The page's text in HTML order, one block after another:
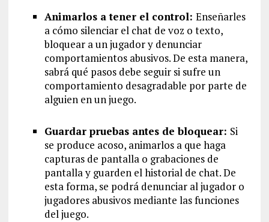
Animarlos a tener el control: Enseñarles
a cómo silenciar el chat de voz o texto,
bloquear a un jugador y denunciar
comportamientos abusivos. De esta manera,
sabrá qué pasos debe seguir si sufre un
comportamiento desagradable por parte de
alguien en un juego.
Guardar pruebas antes de bloquear: Si
se produce acoso, animarlos a que haga
capturas de pantalla o grabaciones de
pantalla y guarden el historial de chat. De
esta forma, se podrá denunciar al jugador o
jugadores abusivos mediante las funciones
del juego.